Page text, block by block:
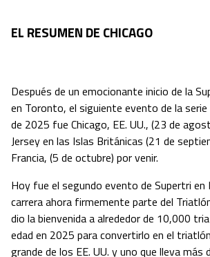
EL RESUMEN DE CHICAGO
Después de un emocionante inicio de la
en Toronto, el siguiente evento de la
de 2025 fue Chicago, EE. UU., (23 de
Jersey en las Islas Británicas (21 de
Francia, (5 de octubre) por venir.
Hoy fue el segundo evento de Supertri en
carrera ahora firmemente parte del
dio la bienvenida a alrededor de 10,000
edad en 2025 para convertirlo en el
grande de los EE. UU. y uno que lleva más